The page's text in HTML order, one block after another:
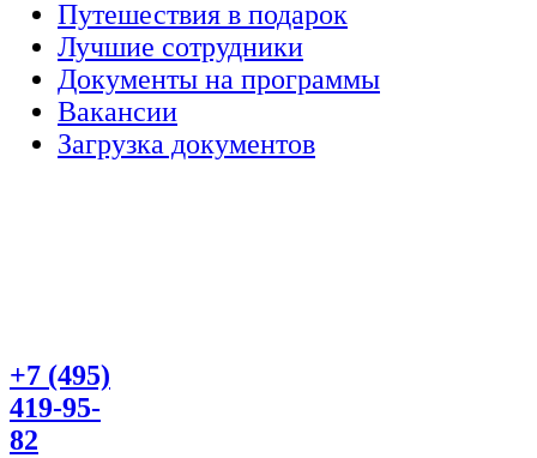
Путешествия в подарок
Лучшие сотрудники
Документы на программы
Вакансии
Загрузка документов
+7 (495)
419-95-
82